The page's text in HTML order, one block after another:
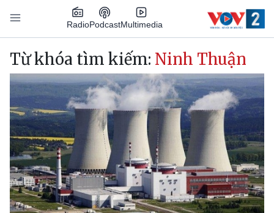
Nhảy đến nội dung
RadioPodcastMultimedia
Main navigation
Từ khóa tìm kiếm: Ninh Thuận